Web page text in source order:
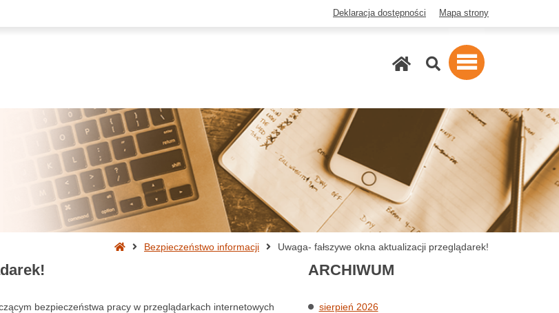
Deklaracja dostępności Mapa strony
Szukaj
StronaBezpieczeństwo informacji Uwaga- fałszywe okna aktualizacji przeglądarek!
bezpieczeństwa pracy w przeglądarkach internetowych
ARCHIWUM
sierpień 2026